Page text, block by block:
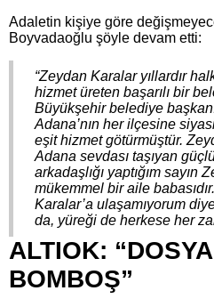
Adaletin kişiye göre
Boyvadaoğlu şöyle devam etti:
“Zeydan Karalar yıllardır
hizmet üreten başarılı bir
Büyükşehir belediye
Adana’nın her ilçesine
eşit hizmet götürmüştür.
Adana sevdası taşıyan
arkadaşlığı yaptığım sayın
mükemmel bir aile
Karalar’a ulaşamıyorum
da, yüreği de herkese her
ALTIOK:
BOMBOŞ”